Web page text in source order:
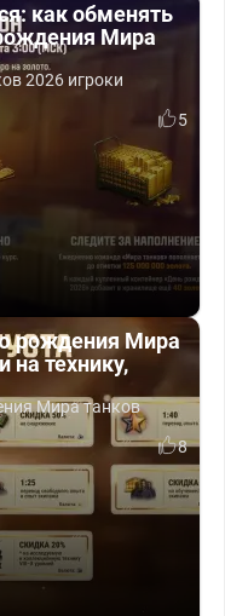
как обменять
Мира
2026 игроки
5
рождения Мира
на технику,
Мира танков
8